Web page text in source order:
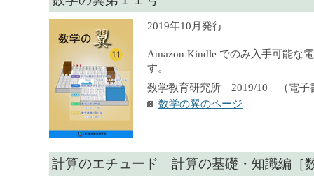
2019年10月発行
Amazon Kindle でのみ入手可能な
す。
数学教育研究所 2019/10 （電子
数学の翼のページ
計算のエチュード 計算の基礎・知識編［